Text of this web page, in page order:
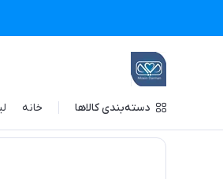
دسته‌بندی کالاها خانه تجهیزات پزشکی معین درمان /